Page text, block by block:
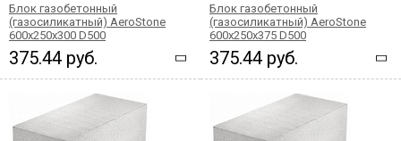
Блок газобетонный
(газосиликатный) AeroStone
600x250x300 D500
375.44 руб.
Блок газобетонный
(газосиликатный) AeroStone
600x250x375 D500
375.44 руб.